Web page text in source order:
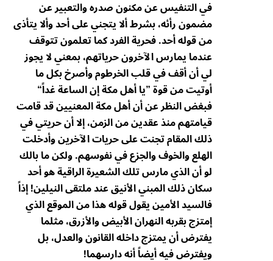
في التنفيس عن مكنون صدره والتعبير عن
مضمون رأئه، بشرط ألا يتجني على أحد وألا يتأذى
من قوله أحد. فحرية الفرد كما تعلمون تتوقف
عندما يمارس الآخرون حرياتهم، بمعني لا يجوز
لي أن أقف في قلب الخرطوم وأصرخ بكل ما
أوتيت من قوة ”يا أهل مكة إن الساعة غداً“
فبغض النظر عن أن أهل مكة المعنيين قد قامت
قيامتهم منذ عقدين من الزمن، إلا أن حريتي في
ذلك المقام تجنت على حريات الآخرين وأدخلت
الهلع والخوف والجزع في نفوسهم. ولكن ما بالك
لو أن الذي مارس تلك الشعيرة الراقية هو أحد
سكان ذلك المبني الأنيق عند ملتقى النيلين! إذاً
فالسيد الأمين يقول قوله هذا من الموقع الذي
إمتزج بقربه النهران الأبيض والأزرق، مثلما
يفترض أن يمتزج داخله القانون والعدل، بل
ويفترض فيه أيضاً أنه دارسهما!